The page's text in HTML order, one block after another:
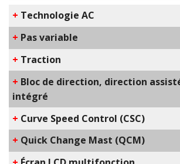
+ ​Technologie AC
+ Pas variable
+ Traction
+ Bloc de direction, direction
intégré
+ C​urve Speed Control​ (CSC)
+ Q​uick Change Mast​ (QCM)